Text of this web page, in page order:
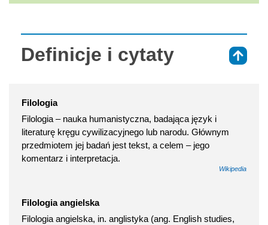
Definicje i cytaty
Filologia
Filologia – nauka humanistyczna, badająca język i
literaturę kręgu cywilizacyjnego lub narodu. Głównym
przedmiotem jej badań jest tekst, a celem – jego
komentarz i interpretacja.
Wikipedia
Filologia angielska
Filologia angielska, in. anglistyka (ang. English studies,